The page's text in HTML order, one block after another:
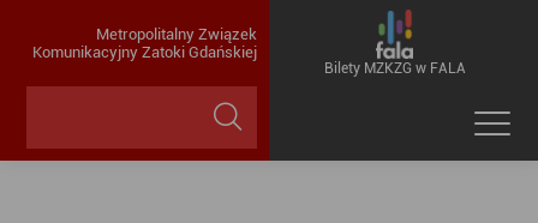
Metropolitalny Związek
Komunikacyjny Zatoki Gdańskiej
Bilety MZKZG w FALA